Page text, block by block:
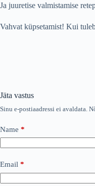
Ja juuretise valmistamise
Vahvat küpsetamist! Kui
Jäta vastus
Sinu e-postiaadressi ei avaldata.
Name *
Email *